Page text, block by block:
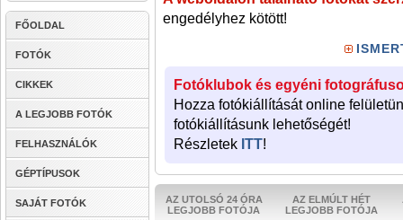
FŐOLDAL
FOTÓK
CIKKEK
A LEGJOBB FOTÓK
FELHASZNÁLÓK
GÉPTÍPUSOK
SAJÁT FOTÓK
engedélyhez kötött!
Fotóklubok és egyéni
Hozza fotókiállítását online
fotókiállításunk lehetőségét!
Részletek ITT!
AZ UTOLSÓ 24 ÓRA
LEGJOBB FOTÓJA
AZ ELMÚLT HÉT
LEGJOBB FOTÓJA